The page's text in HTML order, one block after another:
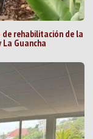
de rehabilitación de la
Guancha